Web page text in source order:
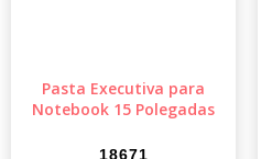
Pasta Executiva para
Notebook 15 Polegadas
18671